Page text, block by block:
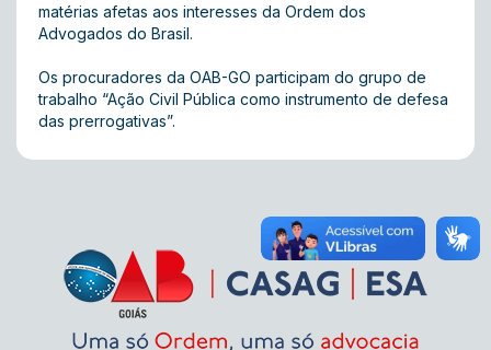
matérias afetas aos interesses da Ordem dos
Advogados do Brasil.
Os procuradores da OAB-GO participam do grupo de
trabalho “Ação Civil Pública como instrumento de defesa
das prerrogativas”.